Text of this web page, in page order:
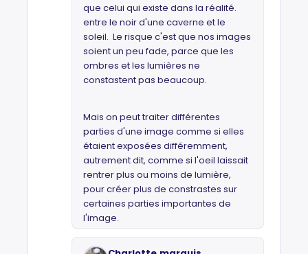
que celui qui existe dans la réalité.
entre le noir d'une caverne et le
soleil. Le risque c'est que nos images
soient un peu fade, parce que les
ombres et les lumières ne
constastent pas beaucoup.
Mais on peut traiter différentes
parties d'une image comme si elles
étaient exposées différemment,
autrement dit, comme si l'oeil laissait
rentrer plus ou moins de lumière,
pour créer plus de constrastes sur
certaines parties importantes de
l'image.